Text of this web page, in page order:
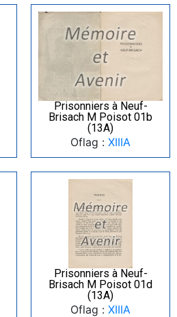
Prisonniers à Neuf-
Brisach M Poisot 01b
(13A)
Oflag : XIIIA
Prisonniers à Neuf-
Brisach M Poisot 01d
(13A)
Oflag : XIIIA